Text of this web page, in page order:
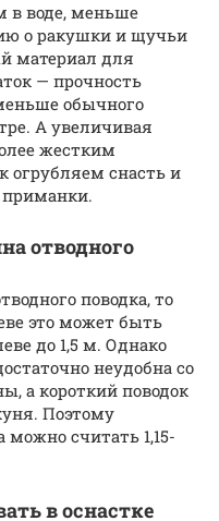
в воде, меньше
о ракушки и щучьи
материал для
— прочность
обычного
А увеличивая
жестким
огрубляем снасть и
отводного
поводка, то
это может быть
до 1,5 м. Однако
неудобна со
а короткий поводок
Поэтому
считать 1,15-
в оснастке